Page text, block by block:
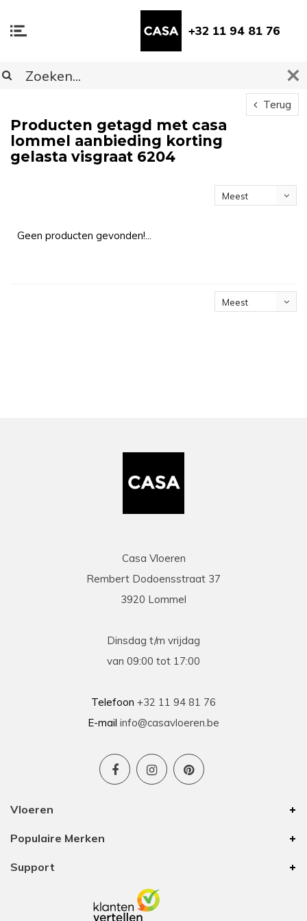
+32 11 94 81 76
Terug
Producten getagd met casa
lommel aanbieding korting
gelasta visgraat 6204
Meest
Geen producten gevonden!...
Meest
Casa Vloeren
Rembert Dodoensstraat 37
3920 Lommel
Dinsdag t/m vrijdag
van 09:00 tot 17:00
Telefoon +32 11 94 81 76
E-mail info@casavloeren.be
Vloeren
Populaire Merken
Support